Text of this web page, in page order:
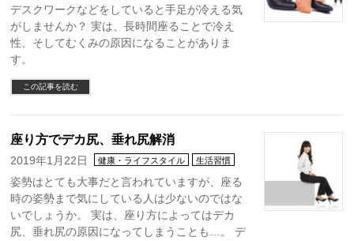
デスクワークなどをしていると手足が冷える気
がしませんか？ 実は、長時間座ることで冷え
性、そしてむくみの原因になることがありま
す。
この記事を読む
座り方でデカ尻、垂れ尻解消
2019年1月22日 健康・ライフスタイル 生活習慣
姿勢はとても大事だと言われていますが、座る
時の姿勢まで気にしている人は少ないのではな
いでしょうか。 実は、座り方によってはデカ
尻、垂れ尻の原因になってしまうことも…。 デ